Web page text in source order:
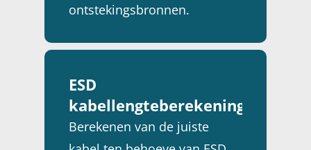
ontstekingsbronnen.
ESD
kabellengteberekeningen
Berekenen van de juiste